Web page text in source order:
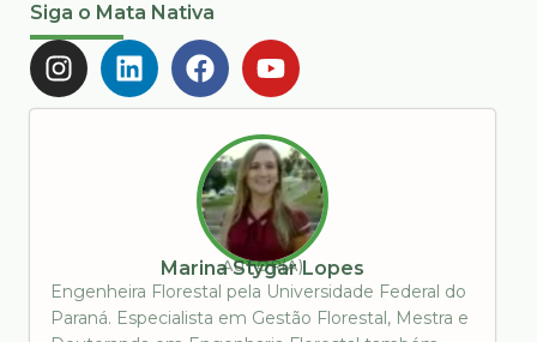
Siga o Mata Nativa
AUTOR(A)
Marina Stygar Lopes
Engenheira Florestal pela Universidade Federal do
Paraná. Especialista em Gestão Florestal, Mestra e